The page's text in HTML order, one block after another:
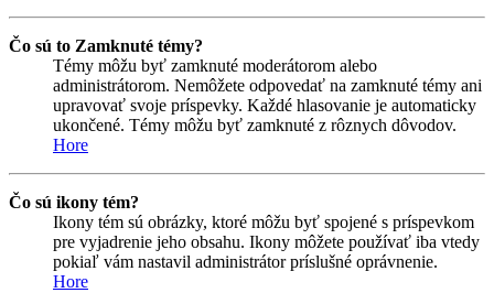
Čo sú to Zamknuté témy?
Témy môžu byť zamknuté moderátorom alebo
administrátorom. Nemôžete odpovedať na zamknuté témy ani
upravovať svoje príspevky. Každé hlasovanie je automaticky
ukončené. Témy môžu byť zamknuté z rôznych dôvodov.
Hore
Čo sú ikony tém?
Ikony tém sú obrázky, ktoré môžu byť spojené s príspevkom
pre vyjadrenie jeho obsahu. Ikony môžete používať iba vtedy
pokiaľ vám nastavil administrátor príslušné oprávnenie.
Hore